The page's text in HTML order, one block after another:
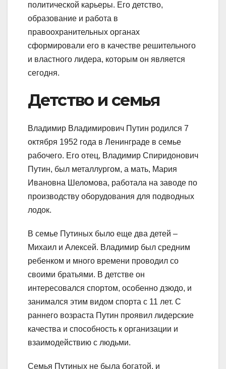
политической карьеры. Его детство,
образование и работа в
правоохранительных органах
сформировали его в качестве решительного
и властного лидера, которым он является
сегодня.
Детство и семья
Владимир Владимирович Путин родился 7
октября 1952 года в Ленинграде в семье
рабочего. Его отец, Владимир Спиридонович
Путин, был металлургом, а мать, Мария
Ивановна Шеломова, работала на заводе по
производству оборудования для подводных
лодок.
В семье Путиных было еще два детей –
Михаил и Алексей. Владимир был средним
ребенком и много времени проводил со
своими братьями. В детстве он
интересовался спортом, особенно дзюдо, и
занимался этим видом спорта с 11 лет. С
раннего возраста Путин проявил лидерские
качества и способность к организации и
взаимодействию с людьми.
Семья Путиных не была богатой, и